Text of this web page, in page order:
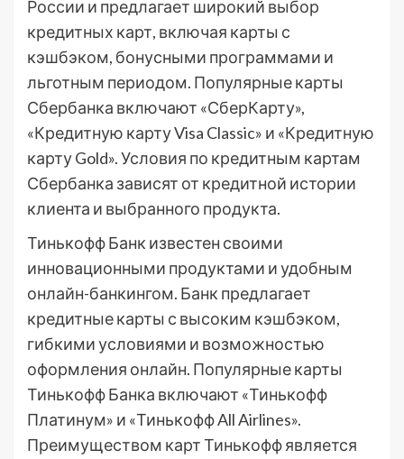
России и предлагает широкий выбор
кредитных карт, включая карты с
кэшбэком, бонусными программами и
льготным периодом. Популярные карты
Сбербанка включают «СберКарту»,
«Кредитную карту Visa Classic» и «Кредитную
карту Gold». Условия по кредитным картам
Сбербанка зависят от кредитной истории
клиента и выбранного продукта.
Тинькофф Банк известен своими
инновационными продуктами и удобным
онлайн-банкингом. Банк предлагает
кредитные карты с высоким кэшбэком,
гибкими условиями и возможностью
оформления онлайн. Популярные карты
Тинькофф Банка включают «Тинькофф
Платинум» и «Тинькофф All Airlines».
Преимуществом карт Тинькофф является